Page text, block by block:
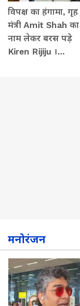
विपक्ष का हंगामा, गृह
मंत्री Amit Shah का
नाम लेकर बरस पड़े
Kiren Rijiju ।
मनोरंजन